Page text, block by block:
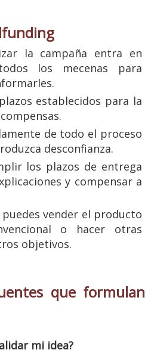
la campaña entra en
los mecenas para
establecidos para la
de todo el proceso
desconfianza.
los plazos de entrega
y compensar a
vender el producto
o hacer otras
objetivos.
que formulan
mi idea?